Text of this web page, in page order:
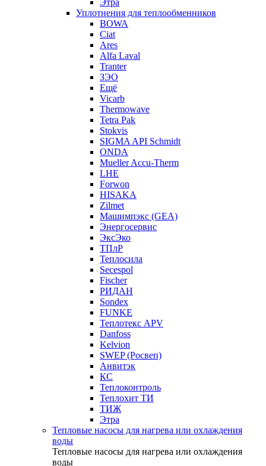
Этра
Уплотнения для теплообменников
BOWA
Ciat
Ares
Alfa Laval
Tranter
ЗЭО
Ещё
Vicarb
Thermowave
Tetra Pak
Stokvis
SIGMA API Schmidt
ONDA
Mueller Accu-Therm
LHE
Forwon
HISAKA
Zilmet
Машимпэкс (GEA)
Энергосервис
ЭксЭко
ТПлР
Теплосила
Secespol
Fischer
РИДАН
Sondex
FUNKE
Теплотекс APV
Danfoss
Kelvion
SWEP (Росвеп)
Анвитэк
КС
Теплоконтроль
Теплохит ТИ
ТИЖ
Этра
Тепловые насосы для нагрева или охлаждения
воды
Тепловые насосы для нагрева или охлаждения
воды